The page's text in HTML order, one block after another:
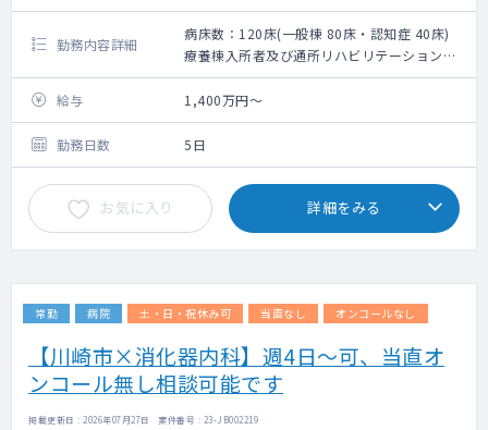
勤務内容詳細
病床数：120床(一般棟 80床・認知症 40床)
療養棟入所者及び通所リハビリテーション利
用者の健康管理一般
給与
1,400万円～
勤務日数 5日
お気に入り 詳細をみる
常勤 病院 土・日・祝休み可 当直なし オンコールなし
【川崎市×消化器内科】週4日～可、当直オ
ンコール無し相談可能です
掲載更新日 : 2026年07月27日 案件番号 : 23-JB002219